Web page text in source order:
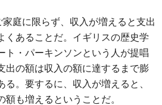
庭に限らず、収入が増えると支出
くあることだ。イギリスの歴史学
ト・パーキンソンという人が提唱
出の額は収入の額に達するまで膨
。要するに、収入が増えると、
も増えるということだ。